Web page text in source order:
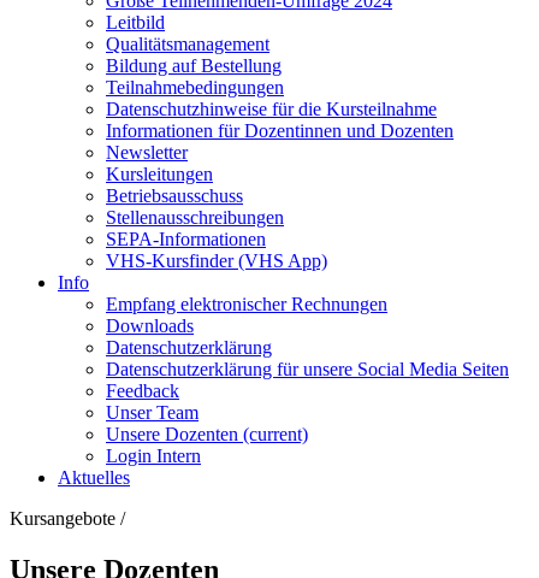
Leitbild
Qualitätsmanagement
Bildung auf Bestellung
Teilnahmebedingungen
Datenschutzhinweise für die Kursteilnahme
Informationen für Dozentinnen und Dozenten
Newsletter
Kursleitungen
Betriebsausschuss
Stellenausschreibungen
SEPA-Informationen
VHS-Kursfinder (VHS App)
Info
Empfang elektronischer Rechnungen
Downloads
Datenschutzerklärung
Datenschutzerklärung für unsere Social Media Seiten
Feedback
Unser Team
Unsere Dozenten (current)
Login Intern
Aktuelles
Kursangebote /
Unsere Dozenten